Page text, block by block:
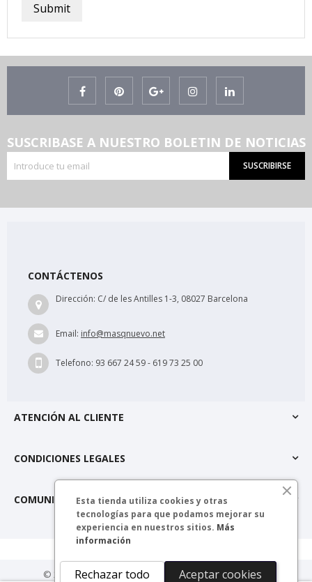
Submit
SUSCRIBASE A NUESTRO BOLETIN DE NOTICIAS
SUSCRIBIRSE
CONTÁCTENOS
Dirección: C/ de les Antilles 1-3, 08027 Barcelona
Email: info@masqnuevo.net
Telefono: 93 667 24 59 - 619 73 25 00
ATENCIÓN AL CLIENTE
CONDICIONES LEGALES
COMUNIDAD MÁSQNUEVO
© 2025 másQnuevo. Todos los derechos reservados.
Esta tienda utiliza cookies y otras
tecnologías para que podamos mejorar su
experiencia en nuestros sitios. Más
información
Aceptar cookies
Rechazar todo